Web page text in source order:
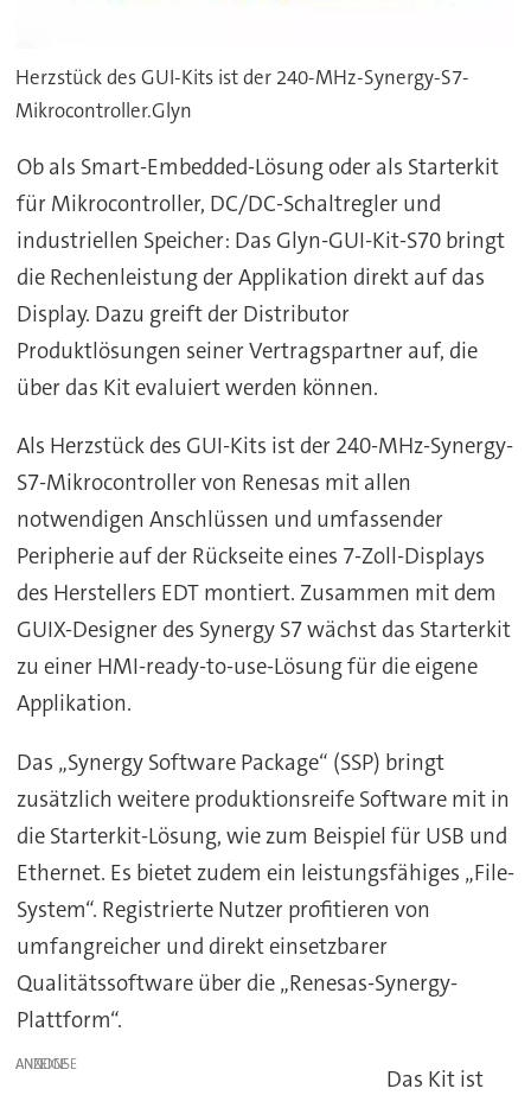
Herzstück des GUI-Kits ist der 240-MHz-Synergy-S7-
Mikrocontroller.Glyn
Ob als Smart-Embedded-Lösung oder als Starterkit
für Mikrocontroller, DC/DC-Schaltregler und
industriellen Speicher: Das Glyn-GUI-Kit-S70 bringt
die Rechenleistung der Applikation direkt auf das
Display. Dazu greift der Distributor
Produktlösungen seiner Vertragspartner auf, die
über das Kit evaluiert werden können.
Als Herzstück des GUI-Kits ist der 240-MHz-Synergy-
S7-Mikrocontroller von Renesas mit allen
notwendigen Anschlüssen und umfassender
Peripherie auf der Rückseite eines 7-Zoll-Displays
des Herstellers EDT montiert. Zusammen mit dem
GUIX-Designer des Synergy S7 wächst das Starterkit
zu einer HMI-ready-to-use-Lösung für die eigene
Applikation.
Das „Synergy Software Package“ (SSP) bringt
zusätzlich weitere produktionsreife Software mit in
die Starterkit-Lösung, wie zum Beispiel für USB und
Ethernet. Es bietet zudem ein leistungsfähiges „File-
System“. Registrierte Nutzer profitieren von
umfangreicher und direkt einsetzbarer
Qualitätssoftware über die „Renesas-Synergy-
Plattform“.
ANZEIGE
Das Kit ist